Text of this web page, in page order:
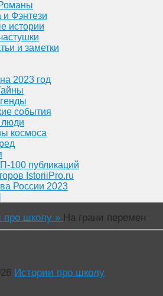
и Фэнтези
истории
и заметки
2023 год
события
люди
космоса
100 публикаций
IstoriiPro.ru
России 2023
про школу » На грани перемен
Истории про школу